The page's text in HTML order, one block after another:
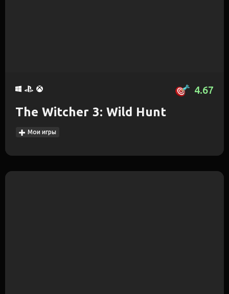
4.67
The Witcher 3: Wild Hunt
Мои игры